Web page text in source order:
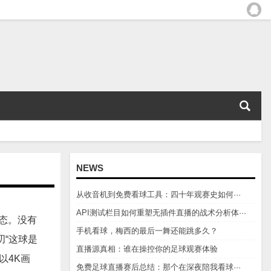
NEWS
从收音机到免费看球工具：四十年观赛史如何···
API测试栏目如何重塑无插件直播的战术分析体···
手机看球，梅西的最后一舞还能跳多久？
直播源真相：谁在操控你的足球观赛体验
免费足球直播赛后总结：那个在深夜陪我看球···
。没有
“这球是
4K画